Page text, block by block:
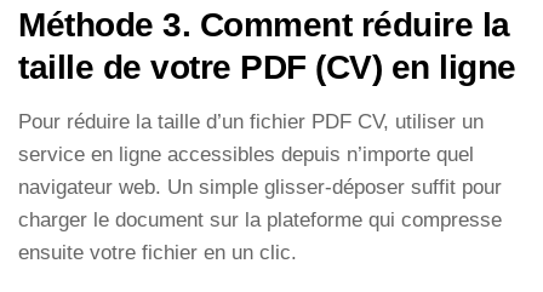
Méthode 3. Comment réduire la
taille de votre PDF (CV) en ligne
Pour réduire la taille d’un fichier PDF CV, utiliser un
service en ligne accessibles depuis n’importe quel
navigateur web. Un simple glisser-déposer suffit pour
charger le document sur la plateforme qui compresse
ensuite votre fichier en un clic.